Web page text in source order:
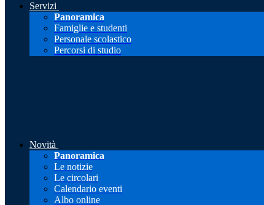
Servizi
Panoramica
Famiglie e studenti
Personale scolastico
Percorsi di studio
Novità
Panoramica
Le notizie
Le circolari
Calendario eventi
Albo online